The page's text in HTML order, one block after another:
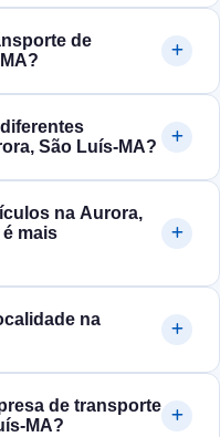
de
São Luís‑MA?
na Aurora,
mais
na
de transporte